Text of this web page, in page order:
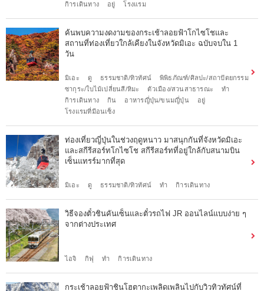
กิารเดินทาง
อยู่ โรงแรม
ค้นพบความงดงามของกระเช้าลอยฟ้าโกไซโชและ
สถานที่ท่องเที่ยวใกล้เคียงในจังหวัดมิเอะ ฉบับจบใน 1
วัน
มิเอะ ดู ธรรมชาติ/ทิวทัศน์
พิพิธภัณฑ์/ศิลปะ/สถาปัตยกรรม
ซากุระ/ใบไม้เปลี่ยนสี/หิมะ
ตัวเมือง/สวนสาธารณะ
ทำ
กิารเดินทาง
กิน อาหารญี่ปุ่น/ขนมญี่ปุ่น
อยู่
โรงแรมที่มีอนเซ็ง
ท่องเที่ยวญี่ปุ่นในช่วงฤดูหนาว มาสนุกกันที่จังหวัดมิเอะ
และสกีรีสอร์ทโกไซโช สกีรีสอร์ทที่อยู่ใกล้กับสนามบิน
เซ็นแทรร์มากที่สุด
มิเอะ ดู ธรรมชาติ/ทิวทัศน์ ทำ กิารเดินทาง
วิธีจองตั๋วชินคันเซ็นและตั๋วรถไฟ JR ออนไลน์แบบง่าย ๆ
จากต่างประเทศ
ไอจิ กิฟุ ทำ กิารเดินทาง
กระเช้าลอยฟ้าชินโฮตากะเพลิดเพลินไปกับวิวทิวทัศน์ที่